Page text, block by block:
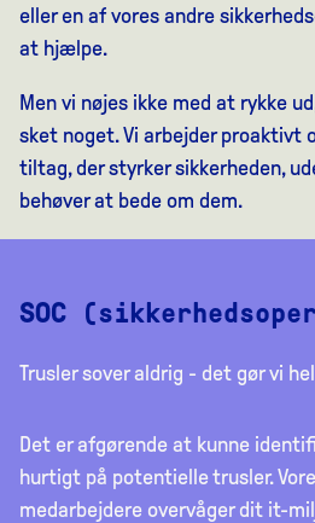
eller en af vores andre
at hjælpe.
Men vi nøjes ikke med at rykke
sket noget. Vi arbejder proaktivt
tiltag, der styrker sikkerheden,
behøver at bede om dem.
SOC
Trusler sover aldrig - det gør vi
Det er afgørende at kunne
hurtigt på potentielle trusler.
medarbejdere overvåger dit it-